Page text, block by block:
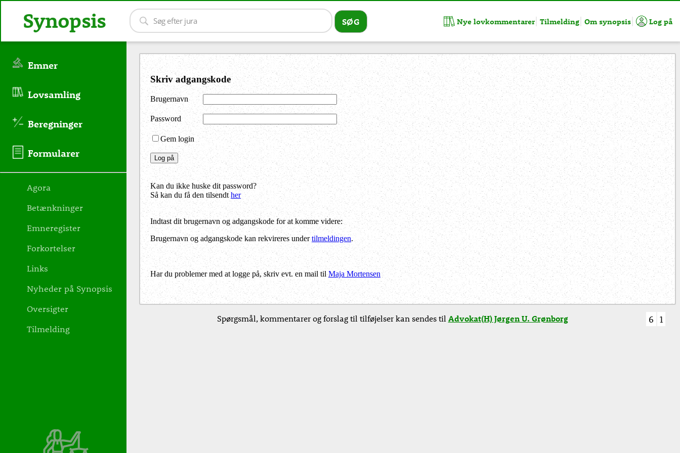
Skriv adgangskode
Brugernavn
Password
Gem login
Kan du ikke huske dit password?
Så kan du få den tilsendther
Indtast dit brugernavn og adgangskode for at komme videre:
Brugernavn og adgangskode kan rekvireres undertilmeldingen.
Har du problemer med at logge på, skriv evt. en mail tilMaja Mortensen
Emner
Lovsamling
Beregninger
Formularer
Agora
Betænkninger
Emneregister
Forkortelser
Links
Nyheder på Synopsis
Oversigter
Tilmelding
Synopsis Nye lovkommentarer Tilmelding Om synopsis Log på
Spørgsmål, kommentarer og forslag til tilføjelser kan sendes tilAdvokat(H) Jørgen U. Grønborg 6 1